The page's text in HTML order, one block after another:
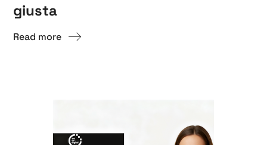
giusta
Read more